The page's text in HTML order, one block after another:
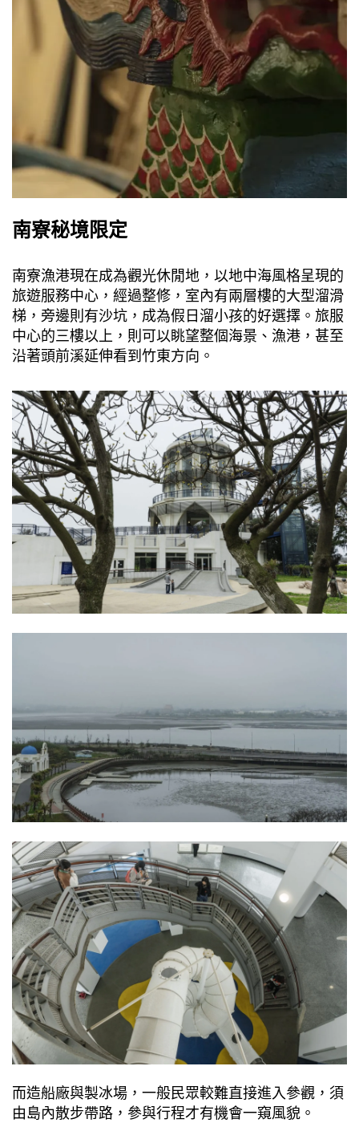
南寮秘境限定
南寮漁港現在成為觀光休閒地，以地中海風格呈現的
旅遊服務中心，經過整修，室內有兩層樓的大型溜滑
梯，旁邊則有沙坑，成為假日溜小孩的好選擇。旅服
中心的三樓以上，則可以眺望整個海景、漁港，甚至
沿著頭前溪延伸看到竹東方向。
​​​而造船廠與製冰場，一般民眾較難直接進入參觀，須
由島內散步帶路，參與行程才有機會一窺風貌。